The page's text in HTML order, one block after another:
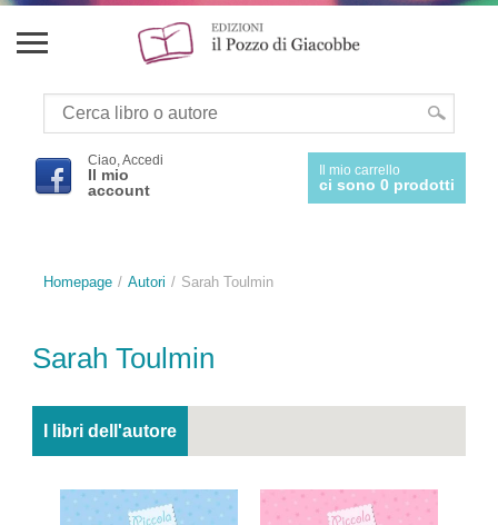
Ciao, Accedi
Il mio
account
Il mio carrello
ci sono 0 prodotti
Homepage Autori Sarah Toulmin
Sarah Toulmin
I libri dell'autore